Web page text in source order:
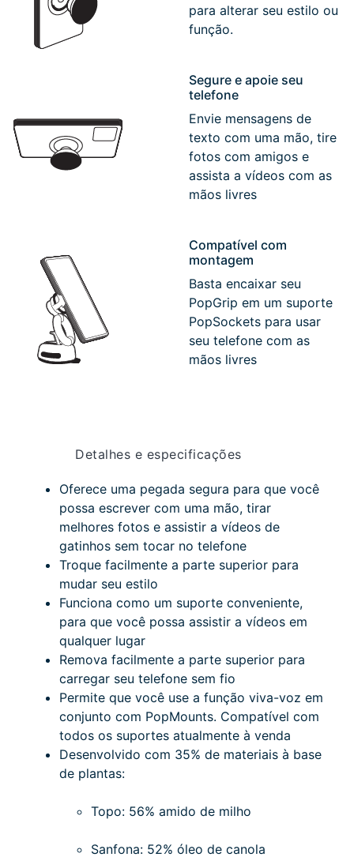
para alterar seu estilo ou
função.
Segure e apoie seu
telefone
Envie mensagens de
texto com uma mão, tire
fotos com amigos e
assista a vídeos com as
mãos livres
Compatível com
montagem
Basta encaixar seu
PopGrip em um suporte
PopSockets para usar
seu telefone com as
mãos livres
Detalhes e especificações
Oferece uma pegada segura para que você
possa escrever com uma mão, tirar
melhores fotos e assistir a vídeos de
gatinhos sem tocar no telefone
Troque facilmente a parte superior para
mudar seu estilo
Funciona como um suporte conveniente,
para que você possa assistir a vídeos em
qualquer lugar
Remova facilmente a parte superior para
carregar seu telefone sem fio
Permite que você use a função viva-voz em
conjunto com PopMounts. Compatível com
todos os suportes atualmente à venda
Desenvolvido com 35% de materiais à base
de plantas:
Topo: 56% amido de milho
Sanfona: 52% óleo de canola